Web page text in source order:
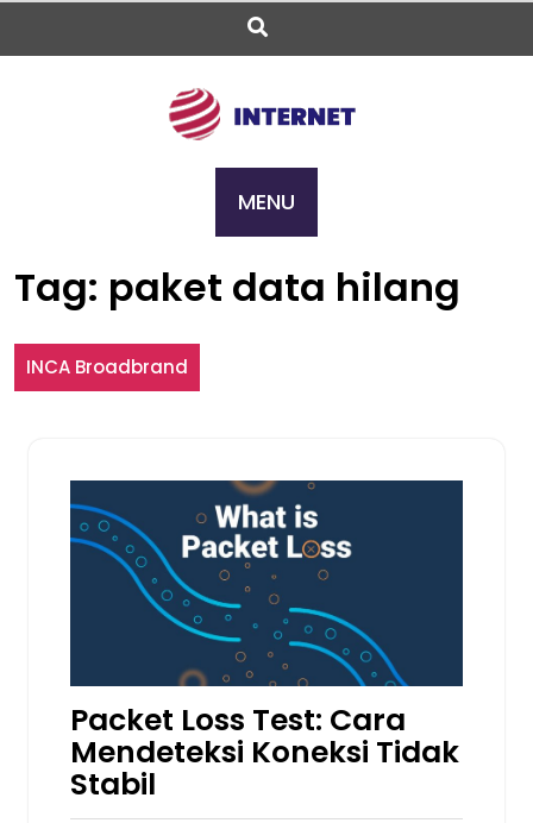
Skip
content
MENU
Tag: paket data hilang
INCA Broadbrand
Packet Loss Test: Cara
Mendeteksi Koneksi Tidak
Stabil